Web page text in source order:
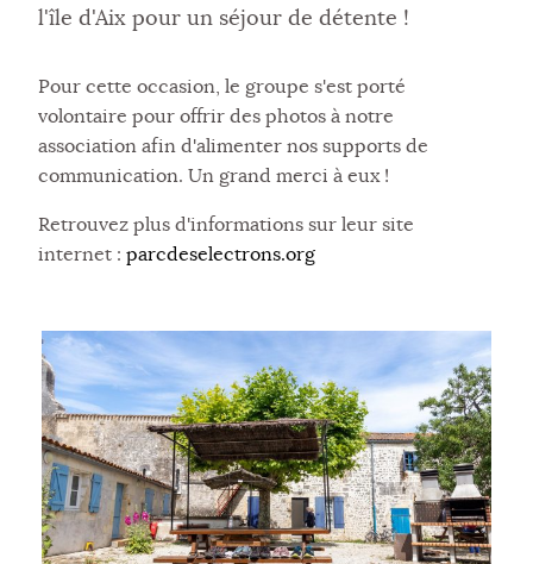
l'île d'Aix pour un séjour de détente !
Pour cette occasion, le groupe s'est porté
volontaire pour offrir des photos à notre
association afin d'alimenter nos supports de
communication. Un grand merci à eux !
Retrouvez plus d'informations sur leur site
internet : parcdeselectrons.org